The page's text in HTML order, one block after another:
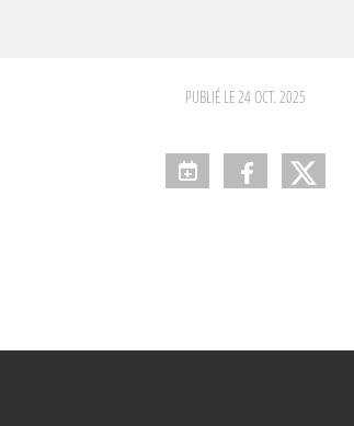
PUBLIÉ LE24 OCT. 2025